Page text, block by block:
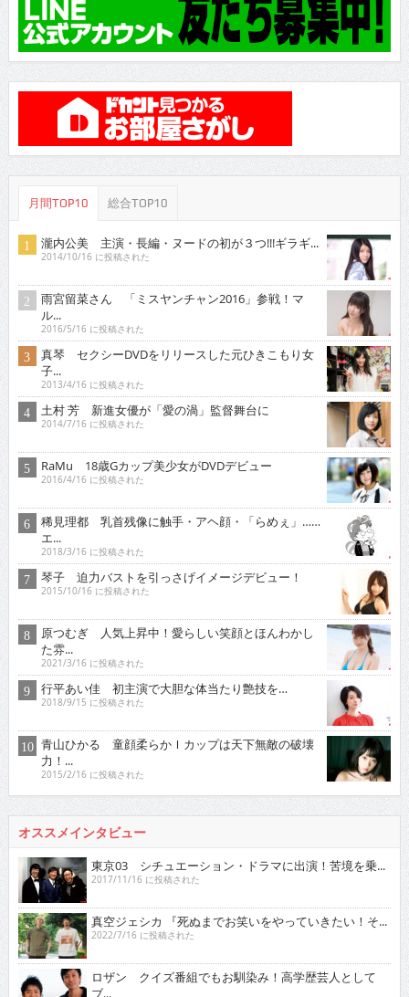
月間TOP10 総合TOP10
瀧内公美 主演・長編・ヌードの初が３つ!!!ギラギ...
2014/10/16 に投稿された
雨宮留菜さん 「ミスヤンチャン2016」参戦！マ
ル...
2016/5/16 に投稿された
真琴 セクシーDVDをリリースした元ひきこもり女
子...
2013/4/16 に投稿された
土村 芳 新進女優が「愛の渦」監督舞台に
2014/7/16 に投稿された
RaMu 18歳Gカップ美少女がDVDデビュー
2016/4/16 に投稿された
稀見理都 乳首残像に触手・アヘ顔・「らめぇ」……
エ...
2018/3/16 に投稿された
琴子 迫力バストを引っさげイメージデビュー！
2015/10/16 に投稿された
原つむぎ 人気上昇中！愛らしい笑顔とほんわかし
た雰...
2021/3/16 に投稿された
行平あい佳 初主演で大胆な体当たり艶技を…
2018/9/15 に投稿された
青山ひかる 童顔柔らかＩカップは天下無敵の破壊
力！...
2015/2/16 に投稿された
オススメインタビュー
東京03 シチュエーション・ドラマに出演！苦境を乗...
2017/11/16 に投稿された
真空ジェシカ 『死ぬまでお笑いをやっていきたい！そ...
2022/7/16 に投稿された
ロザン クイズ番組でもお馴染み！高学歴芸人として
ブ...